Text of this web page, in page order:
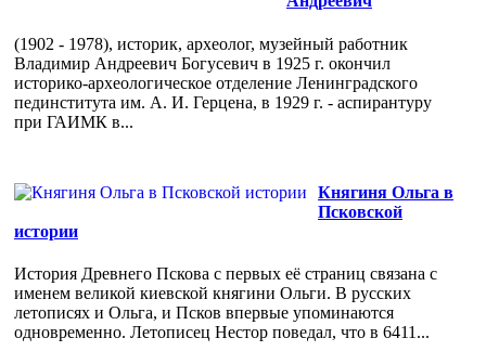
(1902 - 1978), историк, археолог, музейный работник
Владимир Андреевич Богусевич в 1925 г. окончил
историко-археологическое отделение Ленинградского
пединститута им. А. И. Герцена, в 1929 г. - аспирантуру
при ГАИМК в...
Княгиня Ольга в
Псковской
истории
История Древнего Пскова с первых её страниц связана с
именем великой киевской княгини Ольги. В русских
летописях и Ольга, и Псков впервые упоминаются
одновременно. Летописец Нестор поведал, что в 6411...